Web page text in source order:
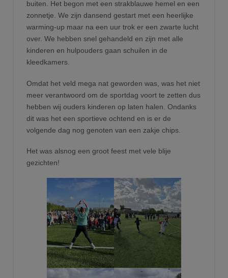
buiten. Het begon met een strakblauwe hemel en een
zonnetje. We zijn dansend gestart met een heerlijke
warming-up maar na een uur trok er een zwarte lucht
over. We hebben snel gehandeld en zijn met alle
kinderen en hulpouders gaan schuilen in de
kleedkamers.
Omdat het veld mega nat geworden was, was het niet
meer verantwoord om de sportdag voort te zetten dus
hebben wij ouders kinderen op laten halen. Ondanks
dit was het een sportieve ochtend en is er de
volgende dag nog genoten van een zakje chips.
Het was alsnog een groot feest met vele blije
gezichten!